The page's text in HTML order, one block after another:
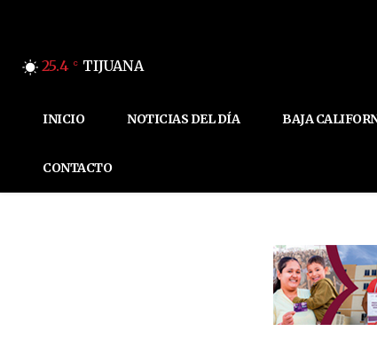
25.4 C TIJUANA
INICIO NOTICIAS DEL DÍA BAJA
CONTACTO